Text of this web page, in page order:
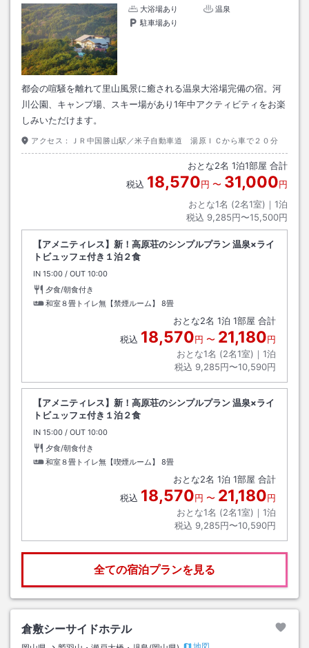
大浴場あり
温泉
駐車場あり
都会の喧騒を離れて里山風景に癒される温泉大浴場完備の宿。河
川公園、キャンプ場、スキー場があり1年中アクティビティをお楽
しみいただけます。
アクセス： ＪＲ中国勝山駅／米子自動車道 湯原ＩＣから車で２０分
おとな2名 1泊1部屋 合計
税込 18,570円 〜 31,000円
おとな1名 (2名1室)｜ 1泊
税込 9,285円〜15,500円
【アメニティレス】新！高原荘のシンプルプラン 温泉×ライ
トビュッフェ付き１泊２食
IN チェックイン
15:00 / OUT チェックアウト
10:00
夕食/朝食付き
和室８畳トイレ無【禁煙ルーム】
8畳
おとな2名 1泊 1部屋 合計
税込 18,570円 〜 21,180円
おとな1名 (2名1室)｜ 1泊
税込 9,285円〜10,590円
【アメニティレス】新！高原荘のシンプルプラン 温泉×ライ
トビュッフェ付き１泊２食
IN チェックイン
15:00 / OUT チェックアウト
10:00
夕食/朝食付き
和室８畳トイレ無【喫煙ルーム】
8畳
おとな2名 1泊 1部屋 合計
税込 18,570円 〜 21,180円
おとな1名 (2名1室)｜ 1泊
税込 9,285円〜10,590円
全ての宿泊プランを見る
倉敷シーサイドホテル